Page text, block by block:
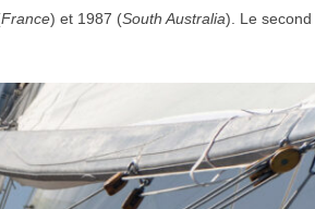
France) et 1987 (South Australia). Le second